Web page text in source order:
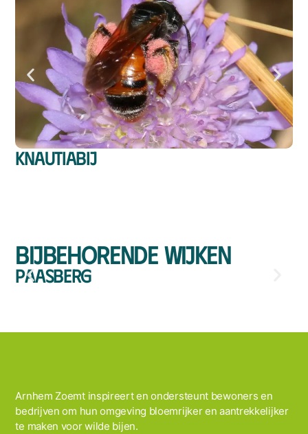
Knautiabij
Bijbehorende wijken
Paasberg
Arnhem Zoemt inspireert en ondersteunt bewoners en
bedrijven om hun omgeving bloemrijker en aantrekkelijker
te maken voor wilde bijen.